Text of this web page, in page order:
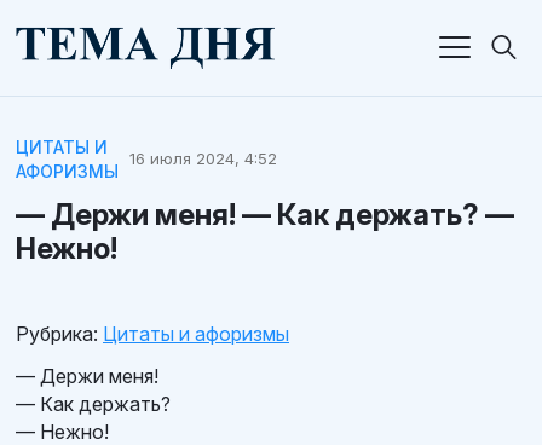
ЦИТАТЫ И
АФОРИЗМЫ
16 июля 2024, 4:52
— Держи меня! — Как держать? —
Нежно!
Рубрика: Цитаты и афоризмы
— Держи меня!
— Как держать?
— Нежно!